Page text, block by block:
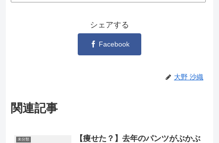
シェアする
Facebook
大野 沙織
関連記事
未分類
【痩せた？】去年のパンツがぶかぶ